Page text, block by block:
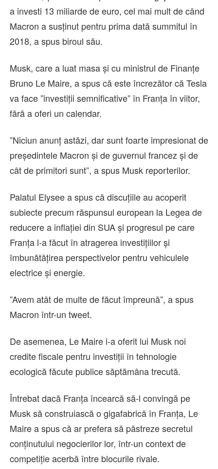
a investi 13 miliarde de euro, cel mai mult de când
Macron a susţinut pentru prima dată summitul în
2018, a spus biroul său.
Musk, care a luat masa şi cu ministrul de Finanţe
Bruno Le Maire, a spus că este încrezător că Tesla
va face ”investiţii semnificative” în Franţa în viitor,
fără a oferi un calendar.
”Niciun anunţ astăzi, dar sunt foarte impresionat de
preşedintele Macron şi de guvernul francez şi de
cât de primitori sunt”, a spus Musk reporterilor.
Palatul Elysee a spus că discuţiile au acoperit
subiecte precum răspunsul european la Legea de
reducere a inflaţiei din SUA şi progresul pe care
Franţa l-a făcut în atragerea investiţiilor şi
îmbunătăţirea perspectivelor pentru vehiculele
electrice şi energie.
”Avem atât de multe de făcut împreună”, a spus
Macron într-un tweet.
De asemenea, Le Maire i-a oferit lui Musk noi
credite fiscale pentru investiţii în tehnologie
ecologică făcute publice săptămâna trecută.
Întrebat dacă Franţa încearcă să-l convingă pe
Musk să construiască o gigafabrică în Franţa, Le
Maire a spus că ar prefera să păstreze secretul
conţinutului negocierilor lor, într-un context de
competiţie acerbă între blocurile rivale.